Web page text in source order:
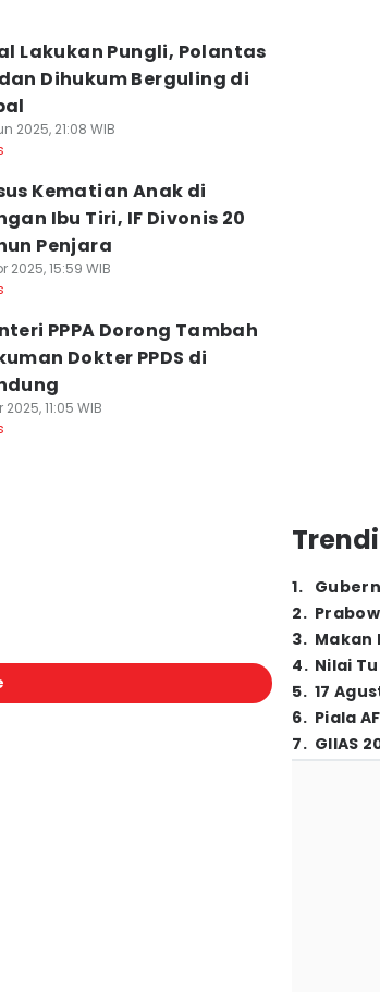
Lakukan Pungli, Polantas
Dihukum Berguling di
2025, 21:08 WIB
Kematian Anak di
Ibu Tiri, IF Divonis 20
Penjara
2025, 15:59 WIB
PPPA Dorong Tambah
Dokter PPDS di
2025, 11:05 WIB
1.
2.
3. Makan
4. Nilai
5. 17
6. Piala
7. GIIAS